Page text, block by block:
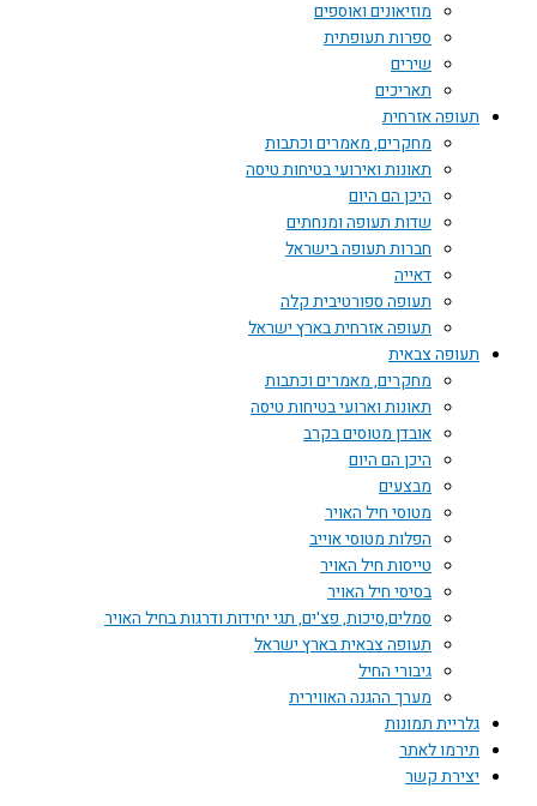
מוזיאונים ואוספים
ספרות תעופתית
שירים
תאריכים
תעופה אזרחית
מחקרים, מאמרים וכתבות
תאונות ואירועי בטיחות טיסה
היכן הם היום
שדות תעופה ומנחתים
חברות תעופה בישראל
דאייה
תעופה ספורטיבית קלה
תעופה אזרחית בארץ ישראל
תעופה צבאית
מחקרים, מאמרים וכתבות
תאונות וארועי בטיחות טיסה
אובדן מטוסים בקרב
היכן הם היום
מבצעים
מטוסי חיל האויר
הפלות מטוסי אוייב
טייסות חיל האויר
בסיסי חיל האויר
סמלים,סיכות, פצ'ים, תגי יחידות ודרגות בחיל האויר
תעופה צבאית בארץ ישראל
גיבורי החיל
מערך ההגנה האווירית
גלריית תמונות
תירמו לאתר
יצירת קשר